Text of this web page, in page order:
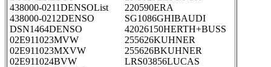
438000-0211DENSOList
438000-0212DENSO
DSN1464DENSO
02E911023MVW
02E911023MXVW
02E911024BVW
220590ERA
SG1086GHIBAUDI
42026150HERTH+BUSS
255626KUHNER
255626BKUHNER
LRS03856LUCAS